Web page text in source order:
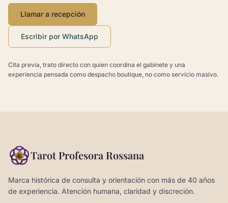
Llamar a recepción
Escribir por WhatsApp
Cita previa, trato directo con quien coordina el gabinete y una
experiencia pensada como despacho boutique, no como servicio masivo.
Tarot Profesora Rossana
Marca histórica de consulta y orientación con más de 40 años
de experiencia. Atención humana, claridad y discreción.